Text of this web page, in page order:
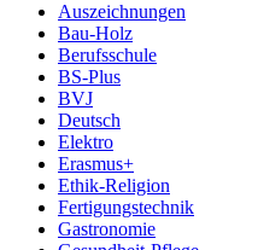
Auszeichnungen
Bau-Holz
Berufsschule
BS-Plus
BVJ
Deutsch
Elektro
Erasmus+
Ethik-Religion
Fertigungstechnik
Gastronomie